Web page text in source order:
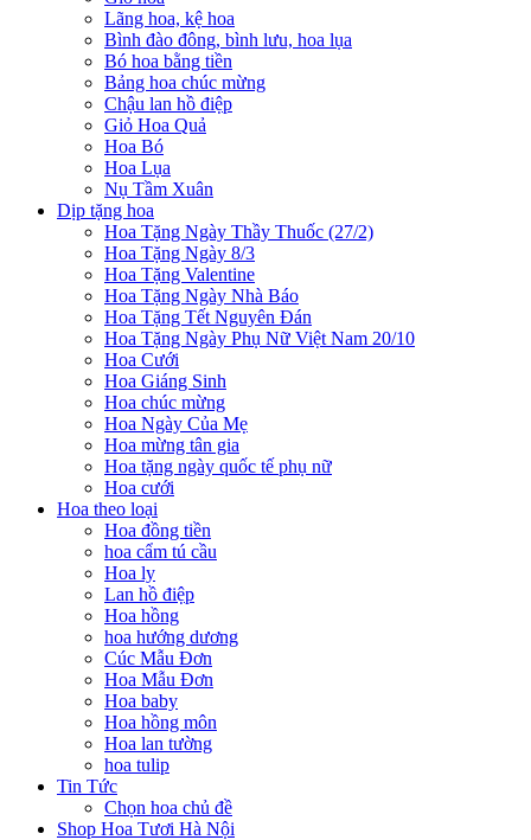
Lãng hoa, kệ hoa
Bình đào đông, bình lưu, hoa lụa
Bó hoa bằng tiền
Bảng hoa chúc mừng
Chậu lan hồ điệp
Giỏ Hoa Quả
Hoa Bó
Hoa Lụa
Nụ Tầm Xuân
Dịp tặng hoa
Hoa Tặng Ngày Thầy Thuốc (27/2)
Hoa Tặng Ngày 8/3
Hoa Tặng Valentine
Hoa Tặng Ngày Nhà Báo
Hoa Tặng Tết Nguyên Đán
Hoa Tặng Ngày Phụ Nữ Việt Nam 20/10
Hoa Cưới
Hoa Giáng Sinh
Hoa chúc mừng
Hoa Ngày Của Mẹ
Hoa mừng tân gia
Hoa tặng ngày quốc tế phụ nữ
Hoa cưới
Hoa theo loại
Hoa đồng tiền
hoa cẩm tú cầu
Hoa ly
Lan hồ điệp
Hoa hồng
hoa hướng dương
Cúc Mẫu Đơn
Hoa Mẫu Đơn
Hoa baby
Hoa hồng môn
Hoa lan tường
hoa tulip
Tin Tức
Chọn hoa chủ đề
Shop Hoa Tươi Hà Nội